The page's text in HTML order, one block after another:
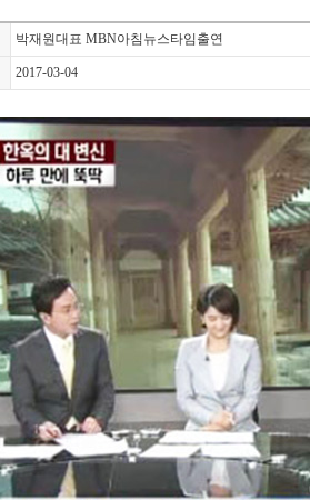
박재원대표 MBN아침뉴스타임출연
2017-03-04